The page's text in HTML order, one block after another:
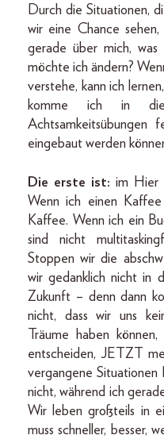
Durch die Situationen,
wir eine Chance
gerade über mich,
möchte ich ändern?
verstehe, kann ich
komme ich in
eingebaut werden
Die erste ist: im Hier
Wenn ich einen
Kaffee. Wenn ich ein
sind nicht
Stoppen wir die
wir gedanklich nicht in
Zukunft – denn dann
nicht, dass wir uns
Träume haben
entscheiden, JETZT
vergangene Situationen
nicht, während ich
Wir leben großteils in
muss schneller, besser,